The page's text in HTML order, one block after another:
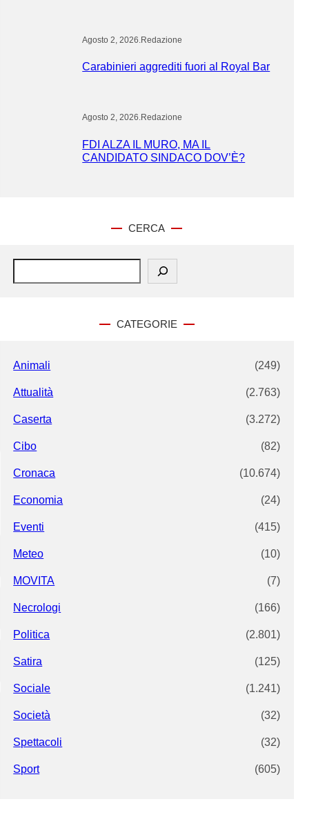
Agosto 2, 2026 Redazione
Carabinieri aggrediti fuori al Royal Bar
Agosto 2, 2026.Redazione
FDI ALZA IL MURO, MA IL
CANDIDATO SINDACO DOV’È?
CERCA
S
CATEGORIE
Animali (249)
Attualità (2.763)
Caserta (3.272)
Cibo (82)
Cronaca (10.674)
Economia (24)
Eventi (415)
Meteo (10)
MOVITA (7)
Necrologi (166)
Politica (2.801)
Satira (125)
Sociale (1.241)
Società (32)
Spettacoli (32)
Sport (605)